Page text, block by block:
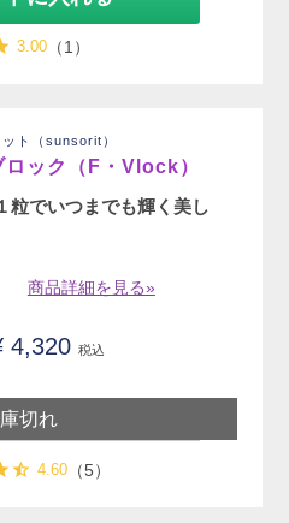
3.00（1）
ト（sunsorit）
ロック（F・Vlock）
粒でいつまでも輝く美し
商品詳細を見る»
4,320 税込
切れ
4.60（5）